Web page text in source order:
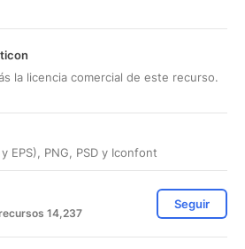
la licencia comercial de este recurso.
EPS), PNG, PSD y Iconfont
14,237
Seguir